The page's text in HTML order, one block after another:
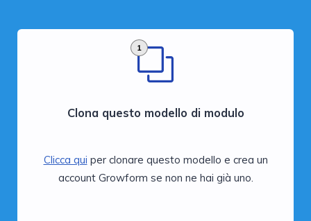
1
Clona questo modello di modulo
Clicca qui per clonare questo modello e crea un
account Growform se non ne hai già uno.